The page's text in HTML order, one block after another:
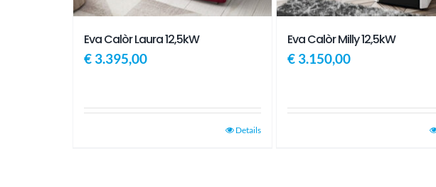
Eva Calòr Laura 12,5kW
€ 3.395,00
Details
Eva Calòr Milly 12,5kW
€ 3.150,00